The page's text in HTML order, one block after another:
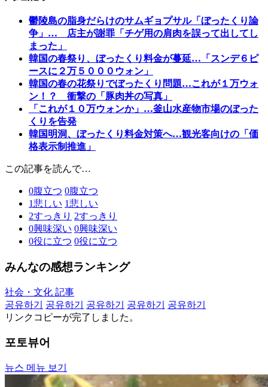
鬱陵島の脂身だらけのサムギョプサル「ぼったくり論
争」… 店主が謝罪「チゲ用の肩肉を誤って出してし
まった」
韓国の春祭り、ぼったくり料金が蔓延…「スンデ６ピ
ースに２万５０００ウォン」
韓国の春の花祭りでぼったくり問題…これが１万ウォ
ン！？ 衝撃の「豚肉丼の写真」
「これが１０万ウォンか」…釜山水産物市場のぼった
くりを告発
韓国明洞、ぼったくり料金対策へ…観光客向けの「価
格表示制推進」
この記事を読んで…
0腹立つ 0腹立つ
1悲しい 1悲しい
2すっきり 2すっきり
0興味深い 0興味深い
0役に立つ 0役に立つ
みんなの感想ランキング
社会・文化 記事
공유하기
공유하기 공유하기 공유하기
공유하기
リンクコピーが完了しました。
포토뷰어
뉴스 메뉴 보기